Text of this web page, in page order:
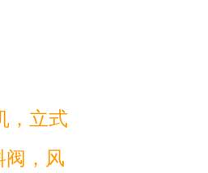
，立式
阀，风